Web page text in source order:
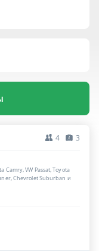
4 3
Camry, VW Passat, Toyota
Chevrolet Suburban и